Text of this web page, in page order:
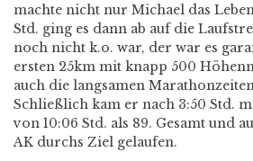
machte nicht nur Michael das
Std. ging es dann ab auf die
noch nicht k.o. war, der war es
ersten 25km mit knapp 500
auch die langsamen
Schließlich kam er nach 3:50 Std.
von 10:06 Std. als 89. Gesamt und
AK durchs Ziel gelaufen.